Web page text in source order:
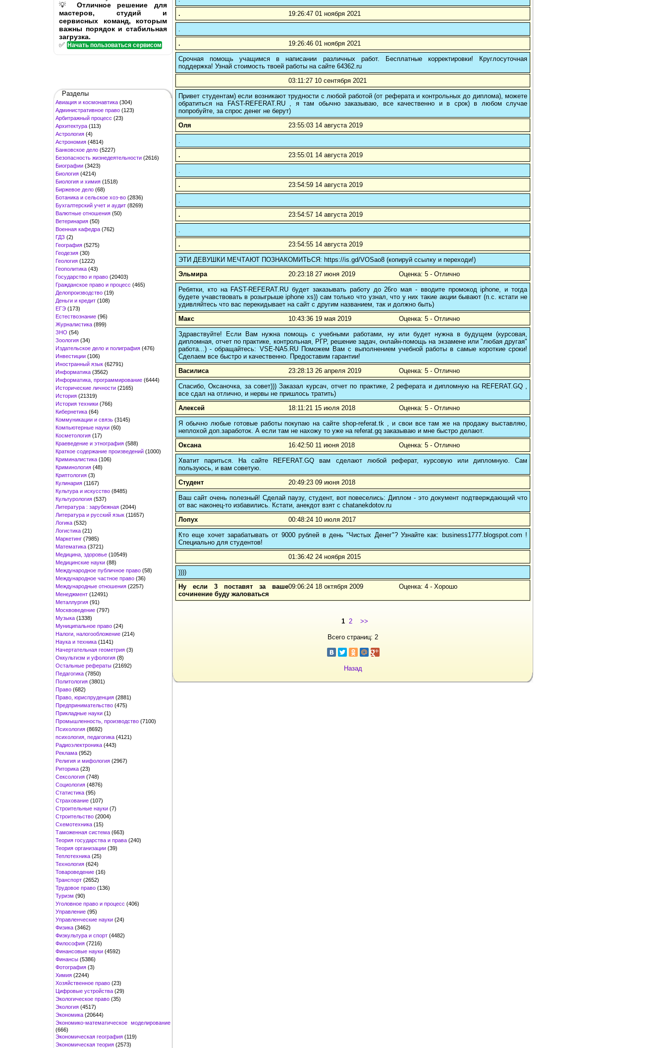
💡 Отличное решение для
мастеров, студий и
сервисных команд, которым
важны порядок и стабильная
загрузка.
✅ Начать пользоваться сервисом
Разделы
Авиация и космонавтика (304)
Административное право (123)
Арбитражный процесс (23)
Архитектура (113)
Астрология (4)
Астрономия (4814)
Банковское дело (5227)
Безопасность жизнедеятельности (2616)
Биографии (3423)
Биология (4214)
Биология и химия (1518)
Биржевое дело (68)
Ботаника и сельское хоз-во (2836)
Бухгалтерский учет и аудит (8269)
Валютные отношения (50)
Ветеринария (50)
Военная кафедра (762)
ГДЗ (2)
География (5275)
Геодезия (30)
Геология (1222)
Геополитика (43)
Государство и право (20403)
Гражданское право и процесс (465)
Делопроизводство (19)
Деньги и кредит (108)
ЕГЭ (173)
Естествознание (96)
Журналистика (899)
ЗНО (54)
Зоология (34)
Издательское дело и полиграфия (476)
Инвестиции (106)
Иностранный язык (62791)
Информатика (3562)
Информатика, программирование (6444)
Исторические личности (2165)
История (21319)
История техники (766)
Кибернетика (64)
Коммуникации и связь (3145)
Компьютерные науки (60)
Косметология (17)
Краеведение и этнография (588)
Краткое содержание произведений (1000)
Криминалистика (106)
Криминология (48)
Криптология (3)
Кулинария (1167)
Культура и искусство (8485)
Культурология (537)
Литература : зарубежная (2044)
Литература и русский язык (11657)
Логика (532)
Логистика (21)
Маркетинг (7985)
Математика (3721)
Медицина, здоровье (10549)
Медицинские науки (88)
Международное публичное право (58)
Международное частное право (36)
Международные отношения (2257)
Менеджмент (12491)
Металлургия (91)
Москвоведение (797)
Музыка (1338)
Муниципальное право (24)
Налоги, налогообложение (214)
Наука и техника (1141)
Начертательная геометрия (3)
Оккультизм и уфология (8)
Остальные рефераты (21692)
Педагогика (7850)
Политология (3801)
Право (682)
Право, юриспруденция (2881)
Предпринимательство (475)
Прикладные науки (1)
Промышленность, производство (7100)
Психология (8692)
психология, педагогика (4121)
Радиоэлектроника (443)
Реклама (952)
Религия и мифология (2967)
Риторика (23)
Сексология (748)
Социология (4876)
Статистика (95)
Страхование (107)
Строительные науки (7)
Строительство (2004)
Схемотехника (15)
Таможенная система (663)
Теория государства и права (240)
Теория организации (39)
Теплотехника (25)
Технология (624)
Товароведение (16)
Транспорт (2652)
Трудовое право (136)
Туризм (90)
Уголовное право и процесс (406)
Управление (95)
Управленческие науки (24)
Физика (3462)
Физкультура и спорт (4482)
Философия (7216)
Финансовые науки (4592)
Финансы (5386)
Фотография (3)
Химия (2244)
Хозяйственное право (23)
Цифровые устройства (29)
Экологическое право (35)
Экология (4517)
Экономика (20644)
Экономико-математическое моделирование
(666)
Экономическая география (119)
Экономическая теория (2573)
.
19:26:47 01 ноября 2021
.
.
19:26:46 01 ноября 2021
Срочная помощь учащимся в написании различных работ. Бесплатные корректировки! Круглосуточная
поддержка! Узнай стоимость твоей работы на сайте 64362.ru
03:11:27 10 сентября 2021
Привет студентам) если возникают трудности с любой работой (от реферата и контрольных до диплома), можете
обратиться на FAST-REFERAT.RU , я там обычно заказываю, все качественно и в срок) в любом случае
попробуйте, за спрос денег не берут)
Оля
23:55:03 14 августа 2019
.
.
23:55:01 14 августа 2019
.
.
23:54:59 14 августа 2019
.
.
23:54:57 14 августа 2019
.
.
23:54:55 14 августа 2019
ЭТИ ДЕВУШКИ МЕЧТАЮТ ПОЗНАКОМИТЬСЯ: https://is.gd/VOSao8 (копируй ссылку и переходи!)
Эльмира
20:23:18 27 июня 2019 Оценка: 5 - Отлично
Ребятки, кто на FAST-REFERAT.RU будет заказывать работу до 26го мая - вводите промокод iphone, и тогда
будете учавствовать в розыгрыше iphone xs)) сам только что узнал, что у них такие акции бывают (п.с. кстати не
удивляйтесь что вас перекидывает на сайт с другим названием, так и должно быть)
Макс
10:43:36 19 мая 2019 Оценка: 5 - Отлично
Здравствуйте! Если Вам нужна помощь с учебными работами, ну или будет нужна в будущем (курсовая,
дипломная, отчет по практике, контрольная, РГР, решение задач, онлайн-помощь на экзамене или "любая другая"
работа...) - обращайтесь: VSE-NA5.RU Поможем Вам с выполнением учебной работы в самые короткие сроки!
Сделаем все быстро и качественно. Предоставим гарантии!
Василиса
23:28:13 26 апреля 2019 Оценка: 5 - Отлично
Спасибо, Оксаночка, за совет))) Заказал курсач, отчет по практике, 2 реферата и дипломную на REFERAT.GQ ,
все сдал на отлично, и нервы не пришлось тратить)
Алексей
18:11:21 15 июля 2018 Оценка: 5 - Отлично
Я обычно любые готовые работы покупаю на сайте shop-referat.tk , и свои все там же на продажу выставляю,
неплохой доп.заработок. А если там не нахожу то уже на referat.gq заказываю и мне быстро делают.
Оксана
16:42:50 11 июня 2018 Оценка: 5 - Отлично
Хватит париться. На сайте REFERAT.GQ вам сделают любой реферат, курсовую или дипломную. Сам
пользуюсь, и вам советую.
Студент
20:49:23 09 июня 2018
Ваш сайт очень полезный! Сделай паузу, студент, вот повеселись: Диплом - это документ подтверждающий что
от вас наконец-то избавились. Кстати, анекдот взят с chatanekdotov.ru
Лопух
00:48:24 10 июля 2017
Кто еще хочет зарабатывать от 9000 рублей в день "Чистых Денег"? Узнайте как: business1777.blogspot.com !
Cпециально для студентов!
01:36:42 24 ноября 2015
))))
Ну если 3 поставят за ваше
сочинение буду жаловаться
09:06:24 18 октября 2009 Оценка: 4 - Хорошо
1 2 >>
Всего страниц: 2
Назад